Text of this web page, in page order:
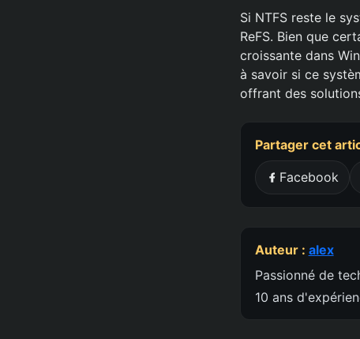
Si NTFS reste le
ReFS. Bien que
croissante dans
à savoir si ce
offrant des
Partager cet
Facebook
Auteur : alex
Passionné de
10 ans